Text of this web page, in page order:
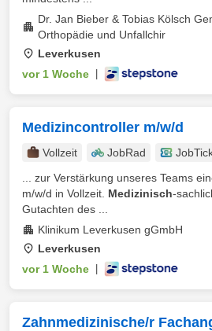
Dr. Jan Bieber & Tobias Kölsch
Orthopädie und Unfallchir
Leverkusen
vor 1 Woche
Medizincontroller m/w/d
Vollzeit JobRad
... zur Verstärkung unseres Teams
m/w/d in Vollzeit. Medizinisch-
Gutachten des ...
Klinikum Leverkusen gGmbH
Leverkusen
vor 1 Woche
Zahnmedizinische/r